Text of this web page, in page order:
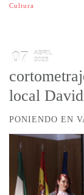
Cultura
07
ABRIL
2025
local
PONIENDO EN